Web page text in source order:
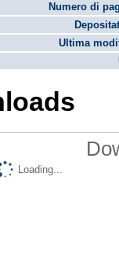
Numero di
Ultima
Loading...